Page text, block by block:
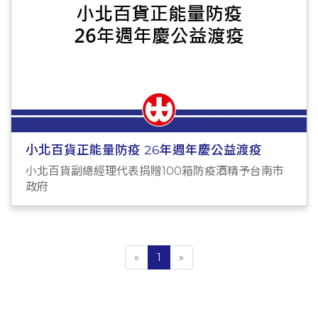
小北百貨正能量防疫 26年週年慶公益渡疫
小北百貨副總經理代表捐贈100箱防疫酒精予台南市
政府
« 1 »